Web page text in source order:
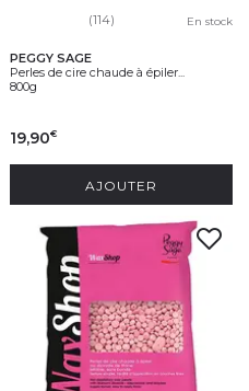
(114) En stock
PEGGY SAGE
Perles de cire chaude à épiler...
800g
19,90€
AJOUTER